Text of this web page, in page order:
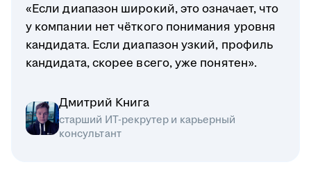
«Если диапазон широкий, это означает, что
у компании нет чёткого понимания уровня
кандидата. Если диапазон узкий, профиль
кандидата, скорее всего, уже понятен».
Дмитрий Книга
старший ИТ-рекрутер и карьерный
консультант